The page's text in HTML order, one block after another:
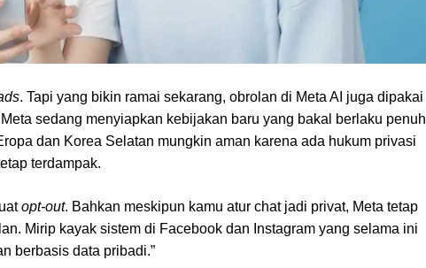
. Tapi yang bikin ramai sekarang, obrolan di Meta AI juga dipakai
sedang menyiapkan kebijakan baru yang bakal berlaku penuh
dan Korea Selatan mungkin aman karena ada hukum privasi
terdampak.
opt-out. Bahkan meskipun kamu atur chat jadi privat, Meta tetap
Mirip kayak sistem di Facebook dan Instagram yang selama ini
berbasis data pribadi.”